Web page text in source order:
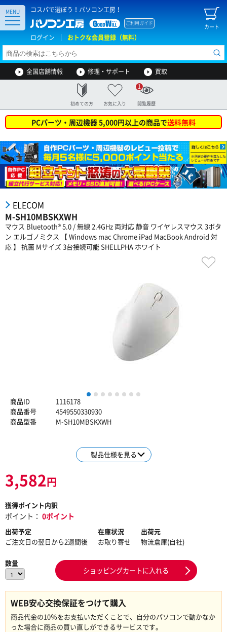
コスパで選ぼう！パソコン工房！
カート
ご利用ガイド
ログイン おトクな会員登録（無料）
MENU
全国店舗情報 修理・サポート 買取
初めての方 お気に入り 閲覧履歴
1
PCパーツ・周辺機器 5,000円以上の商品で送料無料
ELECOM
M-SH10MBSKXWH
マウス Bluetooth® 5.0 / 無線 2.4GHz 両対応 静音 ワイヤレスマウス 3ボタ
ン エルゴノミクス 【 Windows mac Chrome iPad MacBook Android 対
応 】 抗菌 Mサイズ 3台接続可能 SHELLPHA ホワイト
1 2 3 4 5 6 7
商品ID
1116178
商品番号
4549550330930
商品型番
M-SH10MBSKXWH
製品仕様を見る
3,582円
獲得ポイント内訳
ポイント： 0ポイント
出荷予定
ご注文日の翌日から2週間後
在庫状況
お取り寄せ
出荷元
物流倉庫(自社)
数量
ショッピングカートに入れる
WEB安心交換保証をつけて購入
商品代金の10％をお支払いただくことで、自分のパソコンで動かなか
った場合に商品の買い直しができるサービスです。